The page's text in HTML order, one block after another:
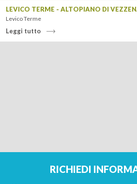
LEVICO TERME - ALTOPIANO DI
Levico Terme
Leggi tutto
RICHIEDI